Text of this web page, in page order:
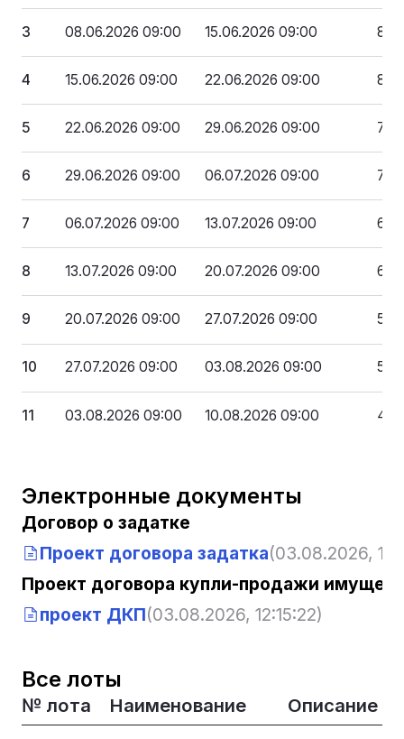
3 08.06.2026 09:00 15.06.2026 09:00
4 15.06.2026 09:00 22.06.2026 09:00
5 22.06.2026 09:00 29.06.2026 09:00
6 29.06.2026 09:00 06.07.2026 09:00
7 06.07.2026 09:00 13.07.2026 09:00
8 13.07.2026 09:00 20.07.2026 09:00
9 20.07.2026 09:00 27.07.2026 09:00
10 27.07.2026 09:00 03.08.2026 09:00
11 03.08.2026 09:00 10.08.2026 09:00
Электронные документы
Договор о задатке
Проект договора задатка(03.08.2026,
Проект договора купли-продажи
проект ДКП(03.08.2026, 12:15:22)
Все лоты
№ лота Наименование Описание